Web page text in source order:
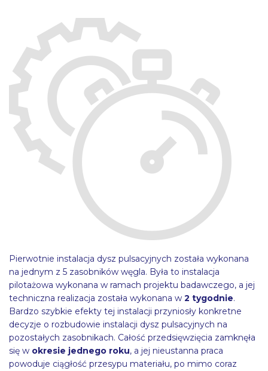
Pierwotnie instalacja dysz pulsacyjnych została wykonana
na jednym z 5 zasobników węgla. Była to instalacja
pilotażowa wykonana w ramach projektu badawczego, a jej
techniczna realizacja została wykonana w 2 tygodnie.
Bardzo szybkie efekty tej instalacji przyniosły konkretne
decyzje o rozbudowie instalacji dysz pulsacyjnych na
pozostałych zasobnikach. Całość przedsięwzięcia zamknęła
się w okresie jednego roku, a jej nieustanna praca
powoduje ciągłość przesypu materiału, po mimo coraz